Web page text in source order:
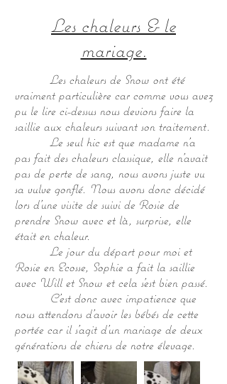
Les chaleurs & le
mariage.
Les chaleurs de Snow ont été
vraiment particulière car comme vous avez
pu le lire ci-dessus nous devions faire la
saillie aux chaleurs suivant son traitement.
Le seul hic est que madame n'a
pas fait des chaleurs classique, elle n'avait
pas de perte de sang, nous avons juste vu
sa vulve gonflé. Nous avons donc décidé
lors d'une visite de suivi de Rosie de
prendre Snow avec et là, surprise, elle
était en chaleur.
Le jour du départ pour moi et
Rosie en Ecosse, Sophie a fait la saillie
avec Will et Snow et cela s'est bien passé.
C'est donc avec impatience que
nous attendons d'avoir les bébés de cette
portée car il s'agit d'un mariage de deux
générations de chiens de notre élevage.